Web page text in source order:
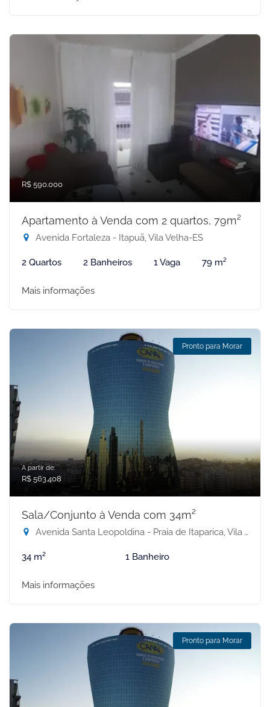
R$ 590.000
Apartamento à Venda com 2 quartos, 79m²
Avenida Fortaleza - Itapuã, Vila Velha-ES
2 Quartos 2 Banheiros 1 Vaga 79 m²
Mais informações
Pronto para Morar
A partir de:
R$ 563.408
Sala/Conjunto à Venda com 34m²
Avenida Santa Leopoldina - Praia de Itaparica, Vila Velha-ES
34 m² 1 Banheiro
Mais informações
Pronto para Morar